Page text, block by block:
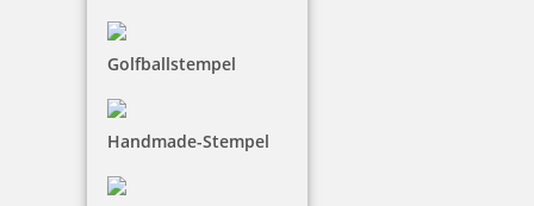
Golfballstempel
Handmade-Stempel
Printy 4923 Tauchstempel 06 Taucherstempel Motiv Seestern